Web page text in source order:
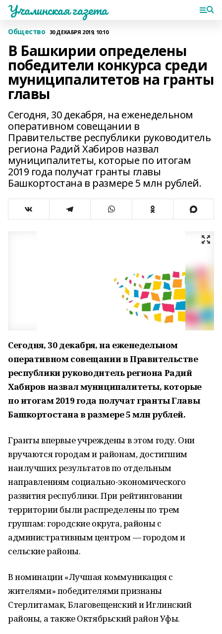
Учалинская газета
Общество 30 ДЕКАБРЯ 2019, 10:10
В Башкирии определены
победители конкурса среди
муниципалитетов на гранты
главы
Сегодня, 30 декабря, на еженедельном
оперативном совещании в
Правительстве республики руководитель
региона Радий Хабиров назвал
муниципалитеты, которые по итогам
2019 года получат гранты главы
Башкортостана в размере 5 млн рублей.
Сегодня, 30 декабря, на еженедельном
оперативном совещании в Правительстве
республики руководитель региона Радий
Хабиров назвал муниципалитеты, которые
по итогам 2019 года получат гранты Главы
Башкортостана в размере 5 млн рублей.
Гранты впервые учреждены в этом году. Они
вручаются городам и районам, достигшим
наилучших результатов по отдельным
направлениям социально-экономического
развития республики. При рейтинговании
территории были распределены по трем
группам: городские округа, районы с
административным центром — городом и
сельские районы.
В номинации «Лучшая коммуникация с
жителями» победителями признаны
Стерлитамак, Благовещенский и Иглинский
районы, а также Октябрьский район Уфы.